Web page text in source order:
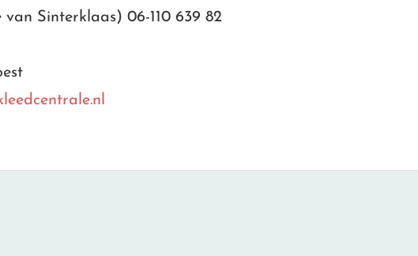
van Sinterklaas) 06-110 639 82